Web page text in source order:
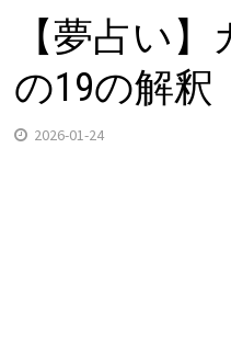
【夢占い
の19の解釈
2026-01-24